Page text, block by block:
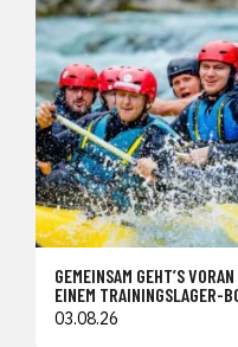
GEMEINSAM GEHT’S
EINEM TRAININGSLAGER-
03.08.26